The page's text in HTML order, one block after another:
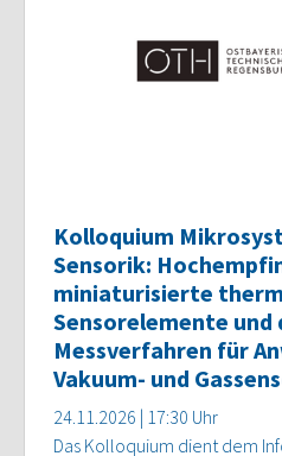
Kolloquium
Sensorik:
miniaturisierte
Sensorelemente und
Messverfahren für
Vakuum- und
24.11.2026 | 17:30 Uhr
Das Kolloquium dient dem